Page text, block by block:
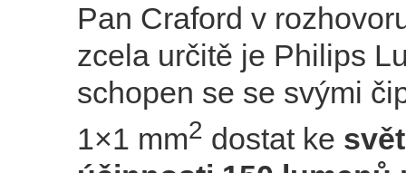
Pan Craford v
zcela určitě je Philips
schopen se se svými
1×1 mm2 dostat ke